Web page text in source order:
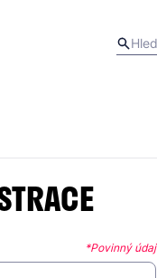
*Povinný údaj